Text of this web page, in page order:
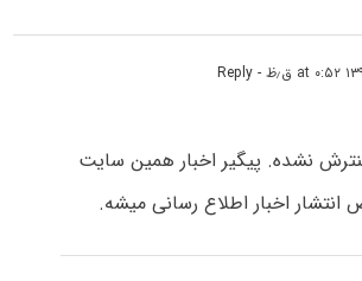
- Reply
نشده. پیگیر اخبار همین سایت
انتشار اخبار اطلاع رسانی میشه.